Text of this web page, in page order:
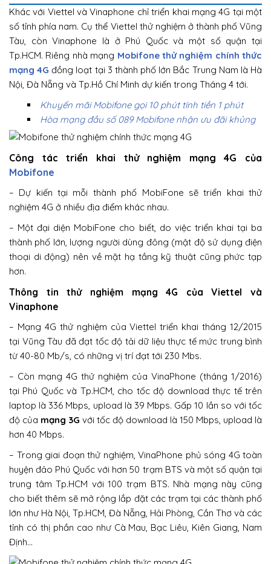
Khác với Viettel và Vinaphone chỉ triển khai mạng 4G tại một
số tỉnh phía nam. Cụ thể Viettel thử nghiệm ở thành phố Vũng
Tàu, còn Vinaphone là ở Phú Quốc và một số quận tại
Tp.HCM. Riêng nhà mạng Mobifone thử nghiệm chính thức
mạng 4G đồng loạt tại 3 thành phố lớn Bắc Trung Nam là Hà
Nội, Đà Nẵng và Tp.Hồ Chí Minh dự kiến trong Tháng 4 tới.
Khuyến mãi Mobifone gọi 10 phút tính tiền 1 phút
Hòa mạng đầu số 089 Mobifone nhận ưu đãi khủng
Công tác triển khai thử nghiệm mạng 4G của
Mobifone
– Dự kiến tại mỗi thành phố MobiFone sẽ triển khai thử
nghiệm 4G ở nhiều địa điểm khác nhau.
– Một đại diện MobiFone cho biết, do việc triển khai tại ba
thành phố lớn, lượng người dùng đông (mật độ sử dụng điện
thoại di động) nên về mặt hạ tầng kỹ thuật cũng phức tạp
hơn.
Thông tin thử nghiệm mạng 4G của Viettel và
Vinaphone
– Mạng 4G thử nghiệm của Viettel triển khai tháng 12/2015
tại Vũng Tàu đã đạt tốc độ tải dữ liệu thực tế mức trung bình
từ 40-80 Mb/s, có những vị trí đạt tới 230 Mbs.
– Còn mạng 4G thử nghiệm của VinaPhone (tháng 1/2016)
tại Phú Quốc và Tp.HCM, cho tốc độ download thực tế trên
laptop là 336 Mbps, upload là 39 Mbps. Gấp 10 lần so với tốc
độ của mạng 3G với tốc độ download là 150 Mbps, upload là
hơn 40 Mbps.
– Trong giai đoạn thử nghiệm, VinaPhone phủ sóng 4G toàn
huyện đảo Phú Quốc với hơn 50 trạm BTS và một số quận tại
trung tâm Tp.HCM với 100 trạm BTS. Nhà mạng này cũng
cho biết thêm sẽ mở rộng lắp đặt các trạm tại các thành phố
lớn như Hà Nội, Tp.HCM, Đà Nẵng, Hải Phòng, Cần Thơ và các
tỉnh có thị phần cao như Cà Mau, Bạc Liêu, Kiên Giang, Nam
Định…